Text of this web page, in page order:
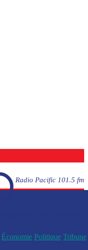
Radio Pacific 101.5 fm
Économie Politique Tribune